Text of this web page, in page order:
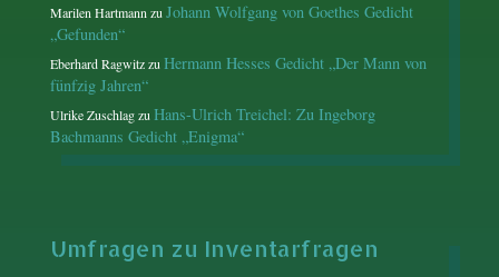
Marilen HartmannzuJohann Wolfgang von Goethes Gedicht
„Gefunden“
Eberhard RagwitzzuHermann Hesses Gedicht „Der Mann von
fünfzig Jahren“
Ulrike ZuschlagzuHans-Ulrich Treichel: Zu Ingeborg
Bachmanns Gedicht „Enigma“
Umfragen zu Inventarfragen